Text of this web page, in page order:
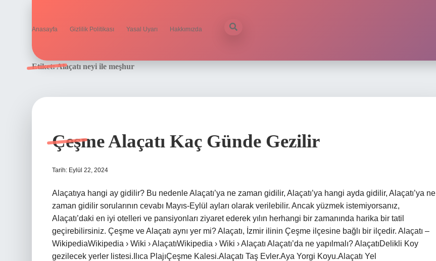
Anasayfa Gizlilik Politikası Yasal Uyarı Hakkımızda
Etiket:Alaçatı neyi ile meşhur
Çeşme Alaçatı Kaç Günde Gezilir
Tarih: Eylül 22, 2024
Alaçatıya hangi ay gidilir? Bu nedenle Alaçatı’ya ne zaman gidilir, Alaçatı’ya hangi ayda gidilir, Alaçatı’ya ne
zaman gidilir sorularının cevabı Mayıs-Eylül ayları olarak verilebilir. Ancak yüzmek istemiyorsanız,
Alaçatı’daki en iyi otelleri ve pansiyonları ziyaret ederek yılın herhangi bir zamanında harika bir tatil
geçirebilirsiniz. Çeşme ve Alaçatı aynı yer mi? Alaçatı, İzmir ilinin Çeşme ilçesine bağlı bir ilçedir. Alaçatı –
WikipediaWikipedia › Wiki › AlaçatıWikipedia › Wiki › Alaçatı Alaçatı’da ne yapılmalı? AlaçatıDelikli Koy
gezilecek yerler listesi.Ilıca PlajıÇeşme Kalesi.Alaçatı Taş Evler.Aya Yorgi Koyu.Alaçatı Yel